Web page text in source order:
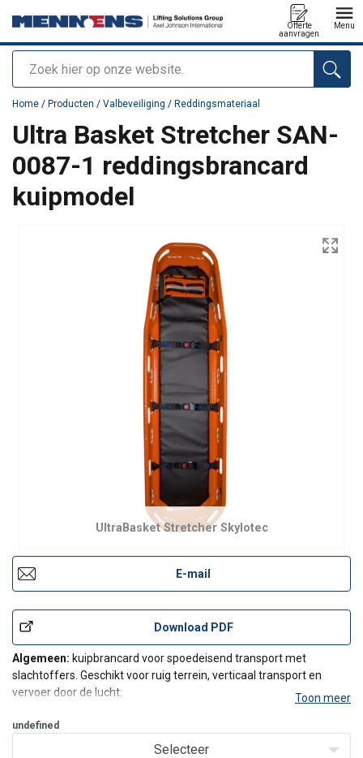
Zoeken
Offerte
aanvragen
Menu
toegevoegd aan uw offerte
Home / Producten / Valbeveiliging / Reddingsmateriaal
Ultra Basket Stretcher SAN-
0087-1 reddingsbrancard
kuipmodel
UltraBasket Stretcher Skylotec
E-mail
Download PDF
Algemeen: kuipbrancard voor spoedeisend transport met
slachtoffers. Geschikt voor ruig terrein, verticaal transport en
vervoer door de lucht.
aanhaakogen voor hijsspin
Toon meer
undefined
Selecteer